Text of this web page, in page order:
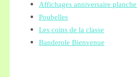
Affichages anniversaire planche
Poubelles
Les coins de la classe
Banderole Bienvenue